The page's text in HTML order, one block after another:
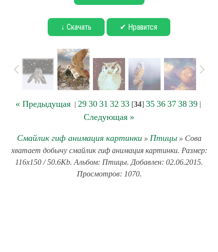
↓ Скачать ✔ Нравится
« Предыдущая| 29 30 31 32 33[34] 35 36 37 38 39|
Следующая »
Смайлик гиф анимация картинки» Птицы» Сова
хватает добычу смайлик гиф анимация картинки. Размер:
116x150 / 50.6Kb. Альбом: Птицы. Добавлен: 02.06.2015.
Просмотров: 1070.